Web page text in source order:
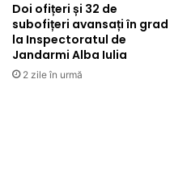
Doi ofițeri și 32 de
subofițeri avansați în grad
la Inspectoratul de
Jandarmi Alba Iulia
2 zile în urmă